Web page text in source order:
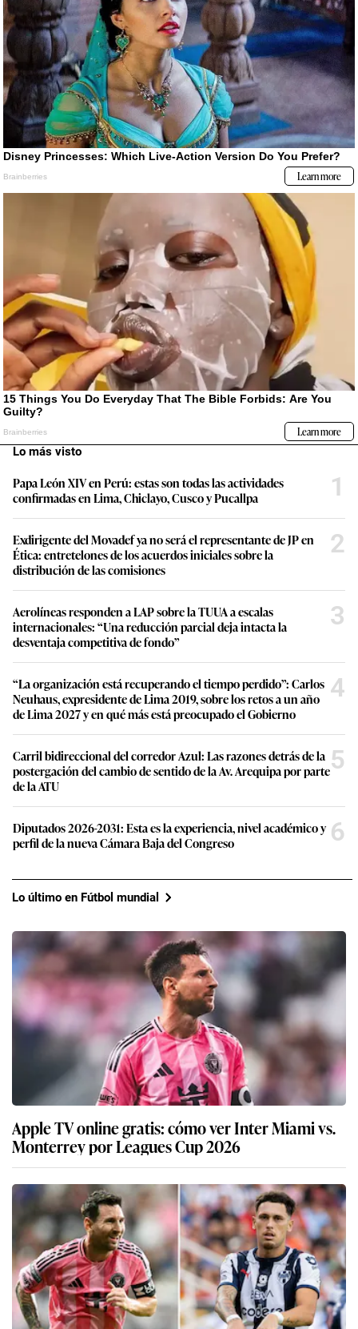
Lo más visto
Papa León XIV en Perú: estas son todas las actividades
confirmadas en Lima, Chiclayo, Cusco y Pucallpa
1
Exdirigente del Movadef ya no será el representante de JP en
Ética: entretelones de los acuerdos iniciales sobre la
distribución de las comisiones
2
Aerolíneas responden a LAP sobre la TUUA a escalas
internacionales: “Una reducción parcial deja intacta la
desventaja competitiva de fondo”
3
“La organización está recuperando el tiempo perdido”: Carlos
Neuhaus, expresidente de Lima 2019, sobre los retos a un año
de Lima 2027 y en qué más está preocupado el Gobierno
4
Carril bidireccional del corredor Azul: Las razones detrás de la
postergación del cambio de sentido de la Av. Arequipa por parte
de la ATU
5
Diputados 2026-2031: Esta es la experiencia, nivel académico y
perfil de la nueva Cámara Baja del Congreso
6
Lo último en Fútbol mundial
Apple TV online gratis: cómo ver Inter Miami vs.
Monterrey por Leagues Cup 2026